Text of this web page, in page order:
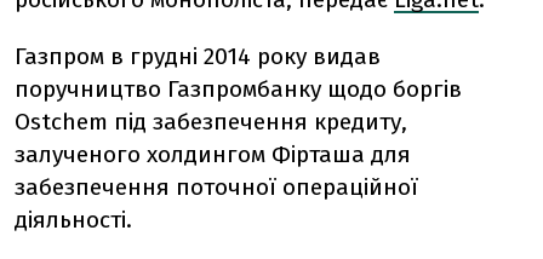
Газпром в грудні 2014 року видав
поручництво Газпромбанку щодо боргів
Ostchem під забезпечення кредиту,
залученого холдингом Фірташа для
забезпечення поточної операційної
діяльності.